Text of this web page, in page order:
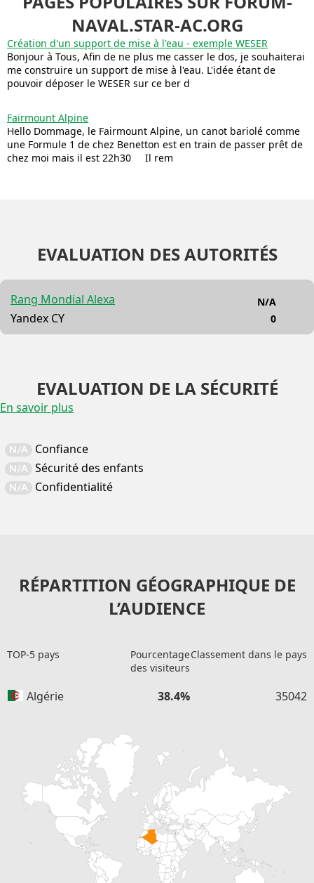
NAVAL.STAR-AC.ORG
Création d'un support de mise à l'eau - exemple WESER
Bonjour à Tous, Afin de ne plus me casser le dos, je souhaiterai
me construire un support de mise à l'eau. L'idée étant de
pouvoir déposer le WESER sur ce ber d
Fairmount Alpine
Hello Dommage, le Fairmount Alpine, un canot bariolé comme
une Formule 1 de chez Benetton est en train de passer prêt de
chez moi mais il est 22h30 Il rem
EVALUATION DES AUTORITÉS
Rang Mondial Alexa
Yandex CY
N/A
0
EVALUATION DE LA SÉCURITÉ
En savoir plus
N/A Confiance
N/A Sécurité des enfants
N/A Confidentialité
RÉPARTITION GÉOGRAPHIQUE DE
L’AUDIENCE
TOP-5 pays
Pourcentage
des visiteurs
Classement dans le pays
Algérie 38.4% 35042